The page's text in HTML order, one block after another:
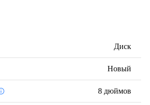
Диск
Новый
8 дюймов